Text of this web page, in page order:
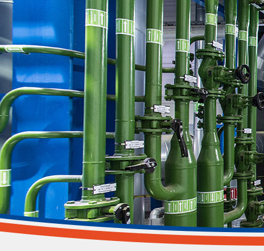
Kurze Wege - einfache Abwicklung